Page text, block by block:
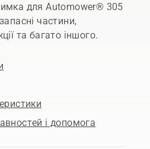
для Automower® 305
частини,
та багато іншого.
і допомога